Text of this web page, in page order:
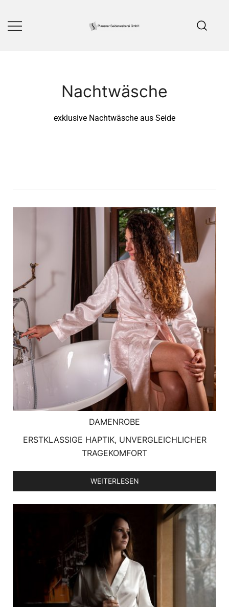
Nachtwäsche
exklusive Nachtwäsche aus Seide
DAMENROBE
ERSTKLASSIGE HAPTIK, UNVERGLEICHLICHER
TRAGEKOMFORT
WEITERLESEN